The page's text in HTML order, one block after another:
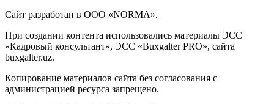
Сайт разработан в ООО «NORMA».
При создании контента использовались материалы ЭСС
«Кадровый консультант», ЭСС «Buxgalter PRO», сайта
buxgalter.uz.
Копирование материалов сайта без согласования с
администрацией ресурса запрещено.